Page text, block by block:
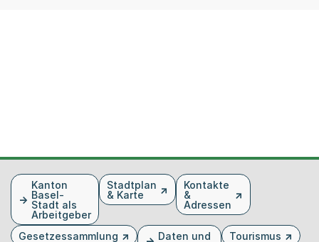
FusszeileKanton
Basel-
Stadt als
Arbeitgeber
Stadtplan
& Karte
Kontakte
&
Adressen
Gesetzessammlung
Daten und
Tourismus